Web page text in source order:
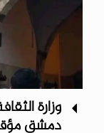
وزارة
دمشق